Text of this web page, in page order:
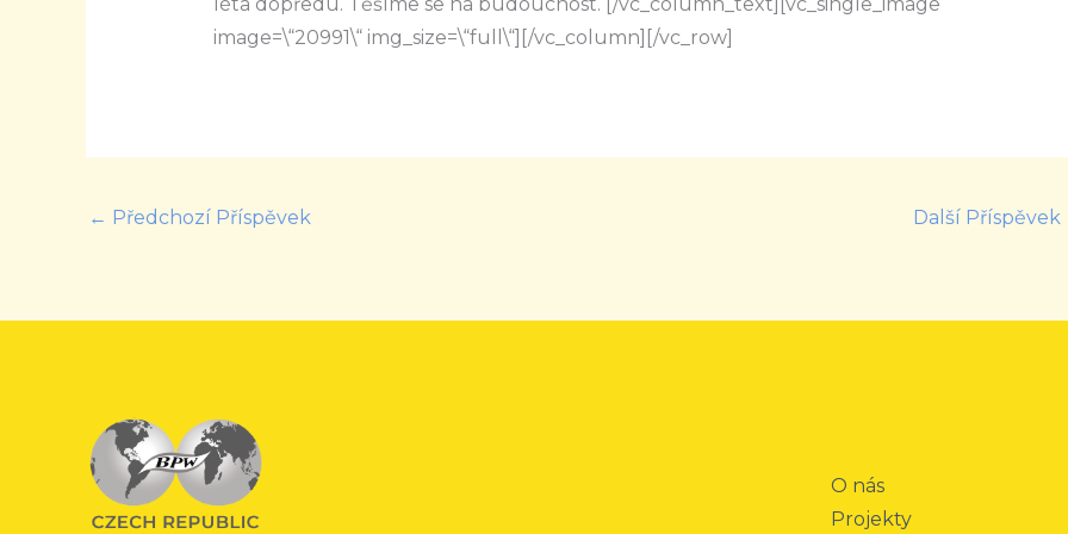
léta dopředu. Těšíme se na budoucnost. [/vc_column_text][vc_single_image
image=\“20991\“ img_size=\“full\“][/vc_column][/vc_row]
← Předchozí Příspěvek Další Příspěvek
O nás
Projekty